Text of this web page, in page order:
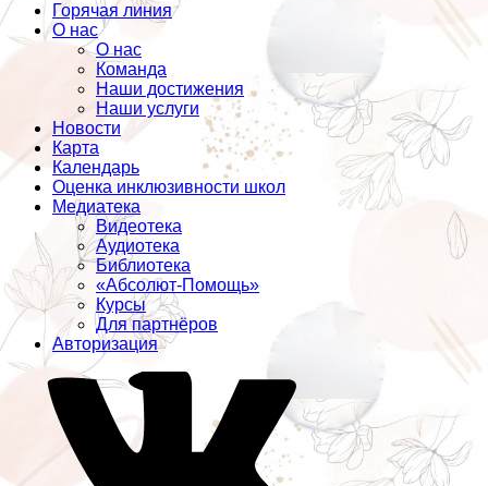
Горячая линия
О нас
О нас
Команда
Наши достижения
Наши услуги
Новости
Карта
Календарь
Оценка инклюзивности школ
Медиатека
Видеотека
Аудиотека
Библиотека
«Абсолют-Помощь»
Курсы
Для партнёров
Авторизация